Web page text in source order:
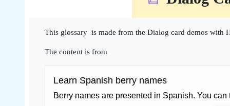
This glossary is made from the Dialog card demos with
The content is from